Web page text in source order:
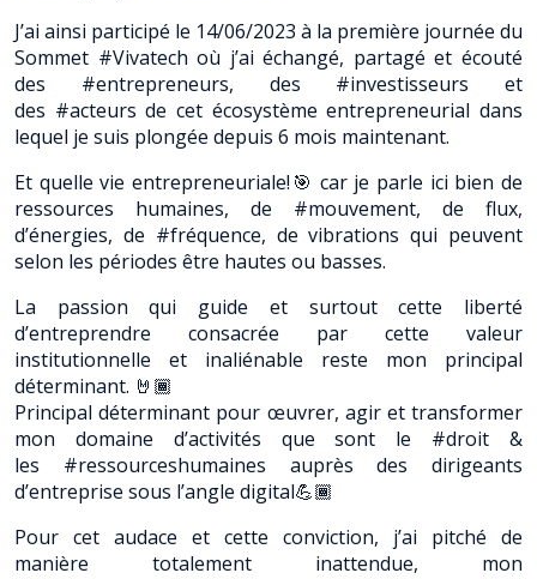
J’ai ainsi participé le 14/06/2023 à la première journée du
Sommet #Vivatech où j’ai échangé, partagé et écouté
des #entrepreneurs, des #investisseurs et
des #acteurs de cet écosystème entrepreneurial dans
lequel je suis plongée depuis 6 mois maintenant.
Et quelle vie entrepreneuriale!🎯 car je parle ici bien de
ressources humaines, de #mouvement, de flux,
d’énergies, de #fréquence, de vibrations qui peuvent
selon les périodes être hautes ou basses.
La passion qui guide et surtout cette liberté
d’entreprendre consacrée par cette valeur
institutionnelle et inaliénable reste mon principal
déterminant. 🤘🏾
Principal déterminant pour œuvrer, agir et transformer
mon domaine d’activités que sont le #droit &
les #ressourceshumaines auprès des dirigeants
d’entreprise sous l’angle digital💪🏾
Pour cet audace et cette conviction, j’ai pitché de
manière totalement inattendue, mon